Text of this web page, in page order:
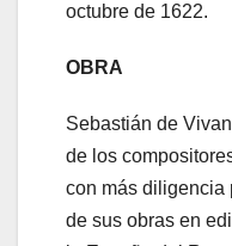
octubre de 1622.
OBRA
Sebastián de
de los
con más diligencia
de sus obras en